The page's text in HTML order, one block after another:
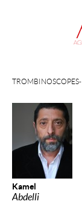
Kamel
Abdelli
TROMBINOSCOPES